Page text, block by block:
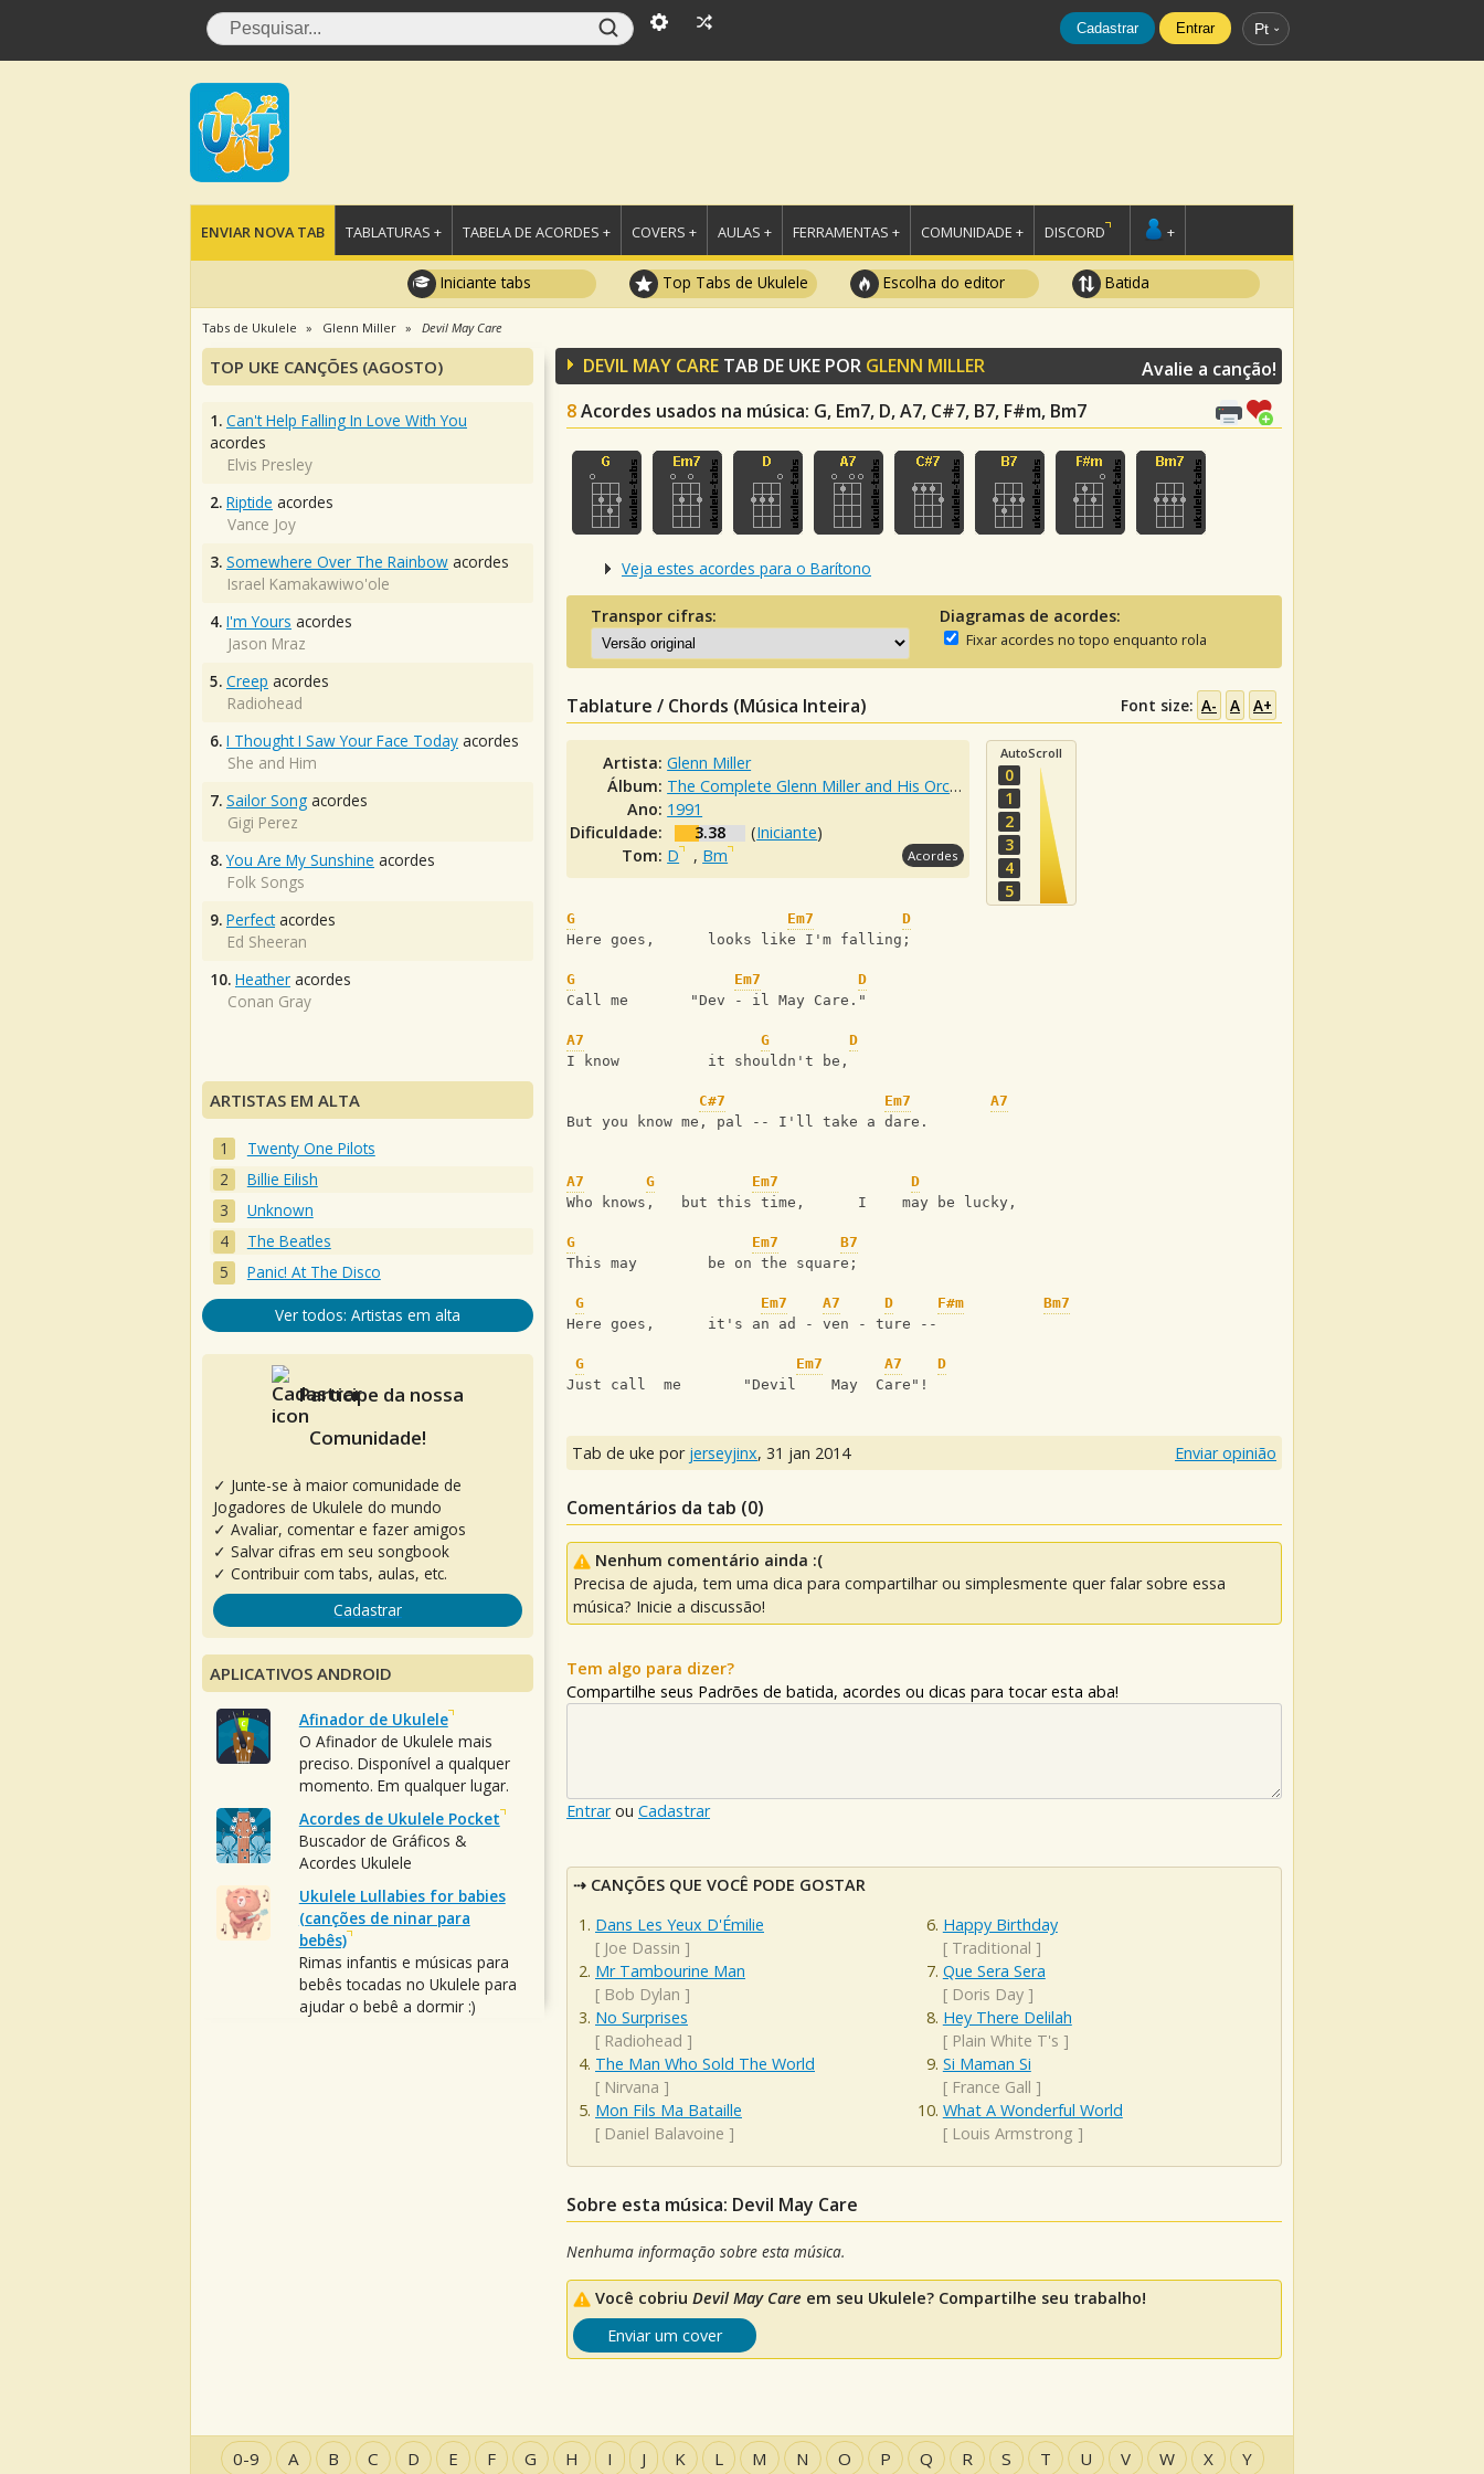
Cadastrar Entrar Pt
ENVIAR NOVA TAB TABLATURAS + TABELA DE ACORDES + COVERS + AULAS + FERRAMENTAS + COMUNIDADE + DISCORD +
Iniciante tabs Top Tabs de Ukulele Escolha do editor Batida
Tabs de Ukulele Glenn Miller Devil May Care
DEVIL MAY CARE TAB DE UKE POR GLENN MILLER
8Acordes usados na música: G, Em7, D, A7, C#7, B7, F#m, Bm7
Avalie a canção!
Veja estes acordes para o Barítono
Transpor cifras: Diagramas de acordes:
Fixar acordes no topo enquanto rola
Tablature / Chords (Música Inteira) Font size: A- A A+
Artista:Glenn Miller
Álbum: The Complete Glenn Miller and His Orchestra
Ano: 1991
Dificuldade:
3.38 (Iniciante)
Tom: D , Bm Acordes
AutoScroll
0
1
2
3
4
5
G Em7
D
Here goes,      looks like I'm falling;
G Em7
D
Call me       "Dev - il May Care."
A7 G
D
I know          it shouldn't be,
C#7 Em7
A7
But you know me, pal -- I'll take a dare.
A7 G Em7
D
Who knows,   but this time,      I    may be lucky,
G Em7
B7
This may        be on the square;
G Em7 A7 D F#m
Bm7
Here goes,      it's an ad - ven - ture --
G Em7 A7
D
Just call  me       "Devil    May  Care"!
Tab de uke por jerseyjinx, 31 jan 2014 Enviar opinião
Comentários da tab (0)
Nenhum comentário ainda :(
Precisa de ajuda, tem uma dica para compartilhar ou simplesmente quer falar sobre essa
música? Inicie a discussão!
Tem algo para dizer?
Compartilhe seus Padrões de batida, acordes ou dicas para tocar esta aba!
Entrarou Cadastrar
CANÇÕES QUE VOCÊ PODE GOSTAR
Dans Les Yeux D'Émilie
[ Joe Dassin ]
Mr Tambourine Man
[ Bob Dylan ]
No Surprises
[ Radiohead ]
The Man Who Sold The World
[ Nirvana ]
Mon Fils Ma Bataille
[ Daniel Balavoine ]
Happy Birthday
[ Traditional ]
Que Sera Sera
[ Doris Day]
Hey There Delilah
[ Plain White T's ]
Si Maman Si
[ France Gall ]
What A Wonderful World
[ Louis Armstrong ]
Sobre esta música: Devil May Care
Nenhuma informação sobre esta música.
Você cobriu Devil May Care em seu Ukulele? Compartilhe seu trabalho!
Enviar um cover
TOP UKE CANÇÕES (AGOSTO)
1. Can't Help Falling In Love With You
acordes
Elvis Presley
2. Riptide acordes
Vance Joy
3. Somewhere Over The Rainbow acordes
Israel Kamakawiwo'ole
4. I'm Yours acordes
Jason Mraz
5. Creep acordes
Radiohead
6. I Thought I Saw Your Face Today acordes
She and Him
7. Sailor Song acordes
Gigi Perez
8. You Are My Sunshine acordes
Folk Songs
9. Perfectacordes
Ed Sheeran
10. Heather acordes
Conan Gray
ARTISTAS EM ALTA
Twenty One Pilots
Billie Eilish
Unknown
The Beatles
Panic! At The Disco
Ver todos: Artistas em alta
Participe da nossa
Comunidade!
✓ Junte-se à maior comunidade de
Jogadores de Ukulele do mundo
✓ Avaliar, comentar e fazer amigos
✓ Salvar cifras em seu songbook
✓ Contribuir com tabs, aulas, etc.
Cadastrar
APLICATIVOS ANDROID
Afinador de Ukulele
O Afinador de Ukulele mais
preciso. Disponível a qualquer
momento. Em qualquer lugar.
Acordes de Ukulele Pocket
Buscador de Gráficos &
Acordes Ukulele
Ukulele Lullabies for babies
(canções de ninar para
bebês)
Rimas infantis e músicas para
bebês tocadas no Ukulele para
ajudar o bebê a dormir :)
0-9 A B C D E F G H I J K L M N O P Q R S T U V W X Y